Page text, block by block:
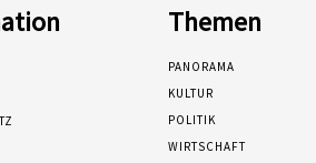
Themen
PANORAMA
KULTUR
POLITIK
WIRTSCHAFT